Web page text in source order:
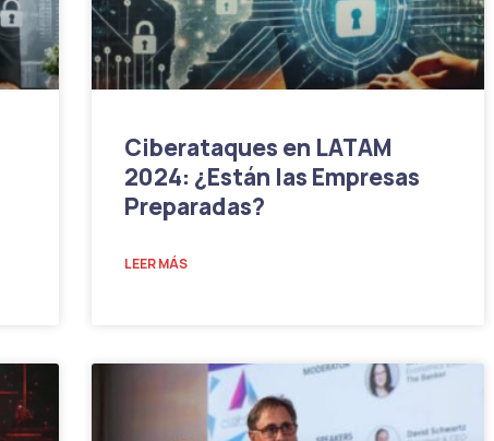
Ciberataques en LATAM
2024: ¿Están las Empresas
Preparadas?
LEER MÁS